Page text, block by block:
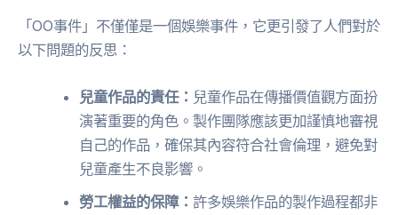
「OO事件」不僅僅是一個娛樂事件，它更引發了人們對於
以下問題的反思：
兒童作品的責任： 兒童作品在傳播價值觀方面扮
演著重要的角色。製作團隊應該更加謹慎地審視
自己的作品，確保其內容符合社會倫理，避免對
兒童產生不良影響。
勞工權益的保障：許多娛樂作品的製作過程都非